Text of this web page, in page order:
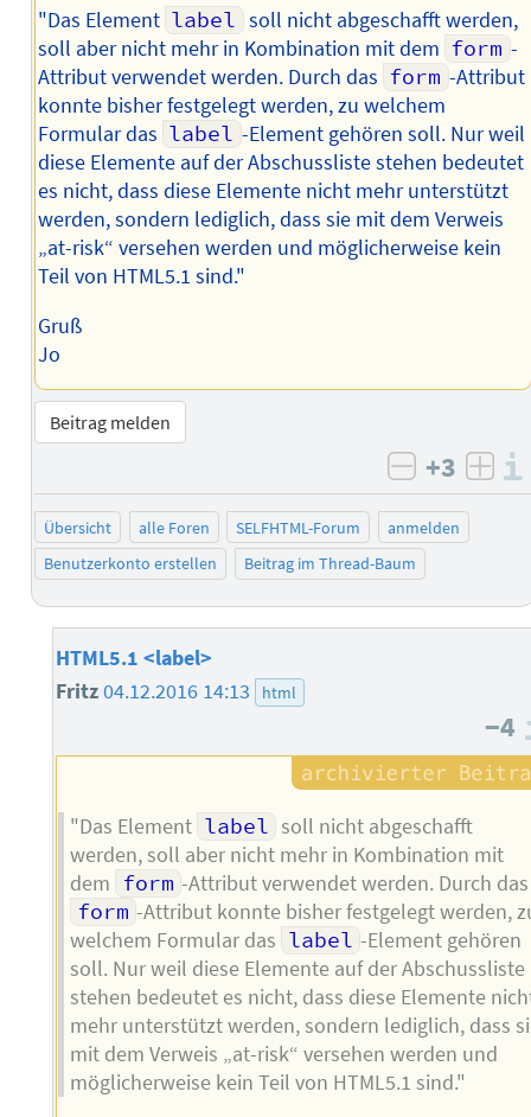
"Das Element label soll nicht abgeschafft werden,
soll aber nicht mehr in Kombination mit dem form -
Attribut verwendet werden. Durch das form -Attribut
konnte bisher festgelegt werden, zu welchem
Formular das label -Element gehören soll. Nur weil
diese Elemente auf der Abschussliste stehen bedeutet
es nicht, dass diese Elemente nicht mehr unterstützt
werden, sondern lediglich, dass sie mit dem Verweis
„at-risk“ versehen werden und möglicherweise kein
Teil von HTML5.1 sind."
Gruß
Jo
Beitrag melden
negativ
+3
Übersicht alle Foren SELFHTML-Forum
anmelden
Benutzerkonto erstellen
Beitrag im Thread-Baum
HTML5.1 <label>
Fritz04.12.2016 14:13 html
−4
"Das Element label soll nicht abgeschafft
werden, soll aber nicht mehr in Kombination mit
dem form -Attribut verwendet werden. Durch das
form -Attribut konnte bisher festgelegt werden,
welchem Formular das label -Element gehören
soll. Nur weil diese Elemente auf der Abschussliste
stehen bedeutet es nicht, dass diese Elemente
mehr unterstützt werden, sondern lediglich, dass
mit dem Verweis „at-risk“ versehen werden und
möglicherweise kein Teil von HTML5.1 sind."